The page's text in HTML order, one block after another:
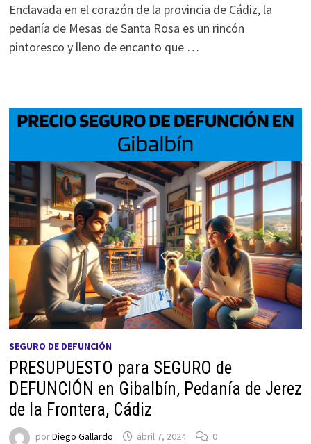
Enclavada en el corazón de la provincia de Cádiz, la
pedanía de Mesas de Santa Rosa es un rincón
pintoresco y lleno de encanto que …
SEGURO DE DEFUNCIÓN
PRESUPUESTO para SEGURO de
DEFUNCIÓN en Gibalbín, Pedanía de Jerez
de la Frontera, Cádiz
porDiego Gallardo abril 7, 2024 0